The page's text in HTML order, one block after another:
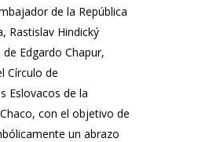
de la República
Rastislav Hindický
Edgardo Chapur,
Círculo de
Eslovacos de la
con el objetivo de
un abrazo